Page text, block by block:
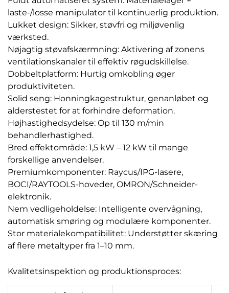
laste-/losse manipulator til kontinuerlig produktion.
Lukket design: Sikker, støvfri og miljøvenlig
værksted.
Nøjagtig støvafskærmning: Aktivering af zonens
ventilationskanaler til effektiv røgudskillelse.
Dobbeltplatform: Hurtig omkobling øger
produktiviteten.
Solid seng: Honningkagestruktur, genanløbet og
alderstestet for at forhindre deformation.
Højhastighedsydelse: Op til 130 m/min
behandlerhastighed.
Bred effektområde: 1,5 kW – 12 kW til mange
forskellige anvendelser.
Premiumkomponenter: Raycus/IPG-lasere,
BOCI/RAYTOOLS-hoveder, OMRON/Schneider-
elektronik.
Nem vedligeholdelse: Intelligente overvågning,
automatisk smøring og modulære komponenter.
Stor materialekompatibilitet: Understøtter skæring
af flere metaltyper fra 1–10 mm.
Kvalitetsinspektion og produktionsproces: